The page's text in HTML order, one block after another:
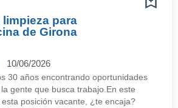
para
de Girona
10/06/2026
30 años encontrando oportunidades
gente que busca trabajo.En este
posición vacante, ¿te encaja?